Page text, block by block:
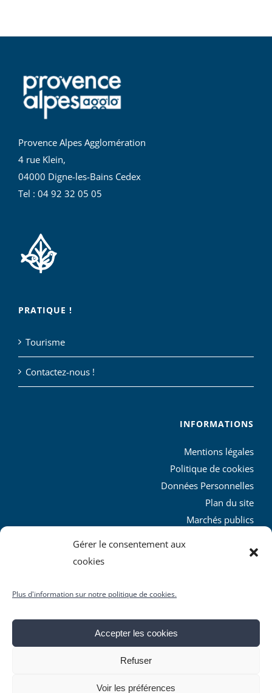
Gérer le consentement aux
cookies
Plus d'information sur notre politique de cookies.
Accepter les cookies
Refuser
Voir les préférences
Provence Alpes Agglomération
4 rue Klein,
04000 Digne-les-Bains Cedex
Tel : 04 92 32 05 05
PRATIQUE !
Tourisme
Contactez-nous !
INFORMATIONS
Mentions légales
Politique de cookies
Données Personnelles
Plan du site
Marchés publics
L’agglo recrute
réservés
Facebook
X YouTubeInstagram